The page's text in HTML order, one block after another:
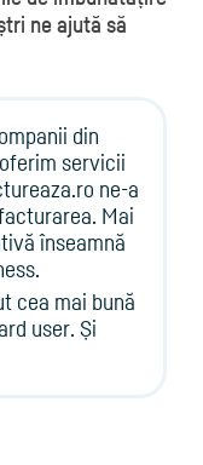
ne ajută să
din
servicii
ne-a
Mai
înseamnă
cea mai bună
user. Și